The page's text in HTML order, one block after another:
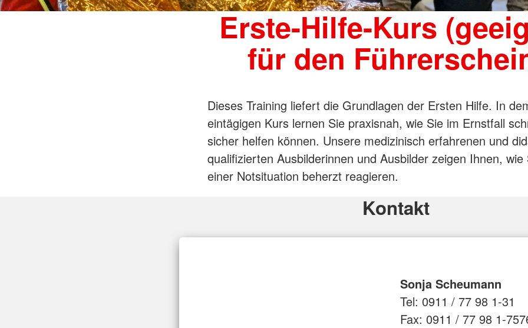
Erste-Hilfe-Kurs
für den
Dieses Training liefert die Grundlagen der Ersten Hilfe. In
eintägigen Kurs lernen Sie praxisnah, wie Sie im Ernstfall
sicher helfen können. Unsere medizinisch erfahrenen und
qualifizierten Ausbilderinnen und Ausbilder zeigen Ihnen, wie
einer Notsituation beherzt reagieren.
Kontakt
Sonja Scheumann
Tel: 0911 / 77 98 1-31
Fax: 0911 / 77 98 1-